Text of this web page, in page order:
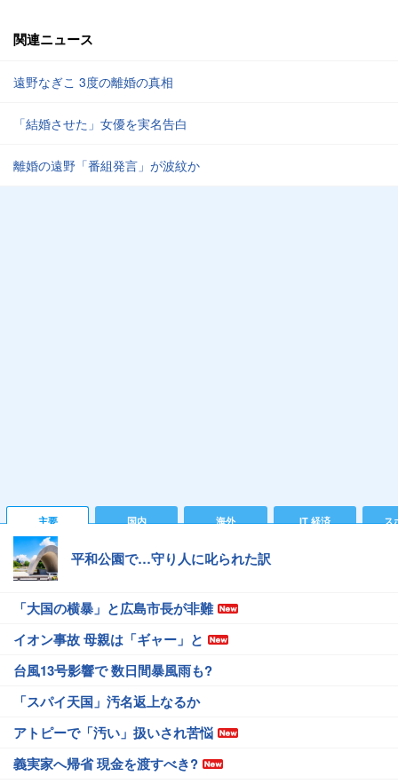
関連ニュース
遠野なぎこ 3度の離婚の真相
「結婚させた」女優を実名告白
離婚の遠野「番組発言」が波紋か
主要 国内 海外 IT 経済 ス
平和公園で…守り人に叱られた訳
「大国の横暴」と広島市長が非難
イオン事故 母親は「ギャー」と
台風13号影響で 数日間暴風雨も?
「スパイ天国」汚名返上なるか
アトピーで「汚い」扱いされ苦悩
義実家へ帰省 現金を渡すべき?